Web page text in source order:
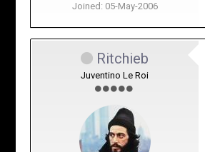
Joined: 05-May-2006
Ritchieb
Juventino Le Roi